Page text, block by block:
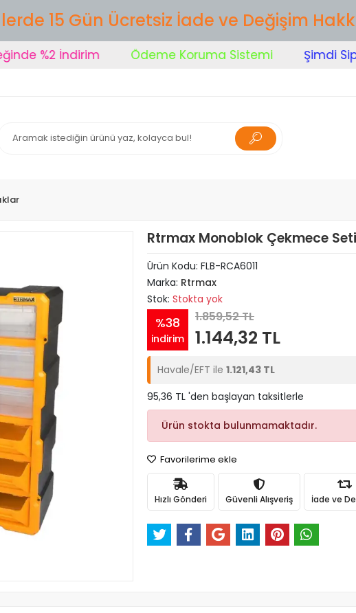
15 Gün Ücretsiz İade ve Değişim
%2 İndirim Ödeme Koruma Sistemi Şimdi
Rtrmax Monoblok Çekmece Seti
Ürün Kodu: FLB-RCA6011
Marka: Rtrmax
Stok: Stokta yok
%38
indirim
1.859,52 TL
1.144,32 TL
Havale/EFT ile 1.121,43 TL
95,36 TL 'den başlayan taksitlerle
Ürün stokta bulunmamaktadır.
Favorilerime ekle
Hızlı Gönderi Güvenli Alışveriş İade ve